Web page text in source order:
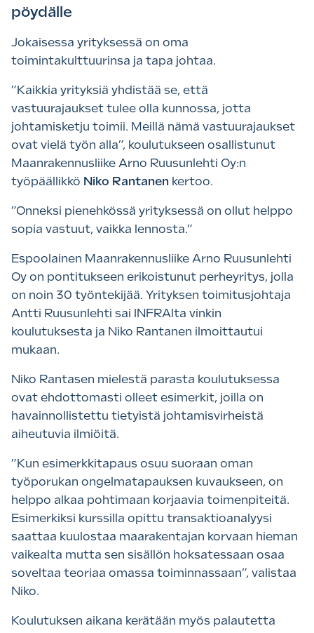
pöydälle
Jokaisessa yrityksessä on oma
toimintakulttuurinsa ja tapa johtaa.
”Kaikkia yrityksiä yhdistää se, että
vastuurajaukset tulee olla kunnossa, jotta
johtamisketju toimii. Meillä nämä vastuurajaukset
ovat vielä työn alla”, koulutukseen osallistunut
Maanrakennusliike Arno Ruusunlehti Oy:n
työpäällikkö Niko Rantanen kertoo.
”Onneksi pienehkössä yrityksessä on ollut helppo
sopia vastuut, vaikka lennosta.”
Espoolainen Maanrakennusliike Arno Ruusunlehti
Oy on pontitukseen erikoistunut perheyritys, jolla
on noin 30 työntekijää. Yrityksen toimitusjohtaja
Antti Ruusunlehti sai INFRAlta vinkin
koulutuksesta ja Niko Rantanen ilmoittautui
mukaan.
Niko Rantasen mielestä parasta koulutuksessa
ovat ehdottomasti olleet esimerkit, joilla on
havainnollistettu tietyistä johtamisvirheistä
aiheutuvia ilmiöitä.
”Kun esimerkkitapaus osuu suoraan oman
työporukan ongelmatapauksen kuvaukseen, on
helppo alkaa pohtimaan korjaavia toimenpiteitä.
Esimerkiksi kurssilla opittu transaktioanalyysi
saattaa kuulostaa maarakentajan korvaan hieman
vaikealta mutta sen sisällön hoksatessaan osaa
soveltaa teoriaa omassa toiminnassaan”, valistaa
Niko.
Koulutuksen aikana kerätään myös palautetta